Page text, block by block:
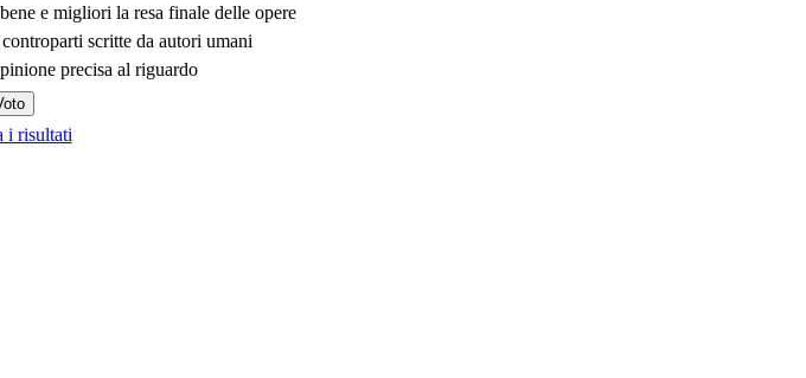
e migliori la resa finale delle opere
scritte da autori umani
precisa al riguardo
i risultati